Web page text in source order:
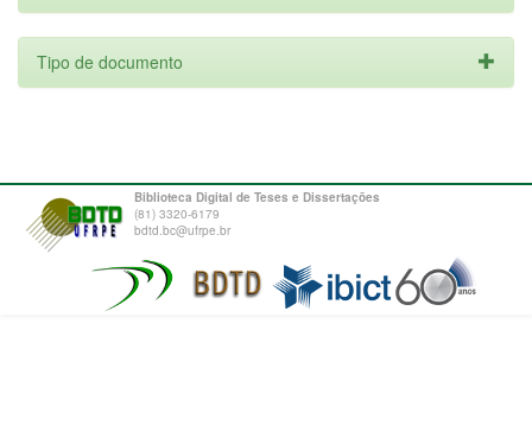
Tipo de documento
Biblioteca Digital de Teses e Dissertações
(81) 3320-6179
bdtd.bc@ufrpe.br